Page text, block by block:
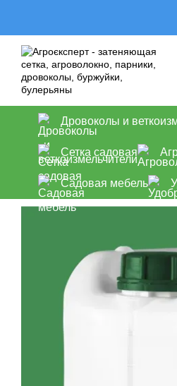
Дровоколы и
Сетка садовая
Садовая мебель